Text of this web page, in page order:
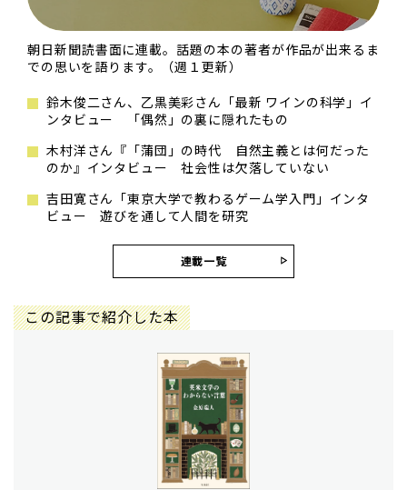
朝日新聞読書面に連載。話題の本の著者が作品が出来るま
での思いを語ります。（週１更新）
鈴木俊二さん、乙黒美彩さん「最新 ワインの科学」イ
ンタビュー 「偶然」の裏に隠れたもの
木村洋さん『「蒲団」の時代 自然主義とは何だった
のか』インタビュー 社会性は欠落していない
吉田寛さん「東京大学で教わるゲーム学入門」インタ
ビュー 遊びを通して人間を研究
連載一覧
この記事で紹介した本